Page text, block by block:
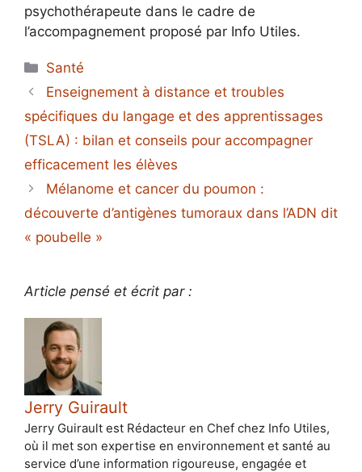
psychothérapeute dans le cadre de
l’accompagnement proposé par Info Utiles.
Catégories
Santé
Enseignement à distance et troubles
spécifiques du langage et des apprentissages
(TSLA) : bilan et conseils pour accompagner
efficacement les élèves
Mélanome et cancer du poumon :
découverte d’antigènes tumoraux dans l’ADN dit
« poubelle »
Article pensé et écrit par :
Jerry Guirault
Jerry Guirault est Rédacteur en Chef chez Info Utiles,
où il met son expertise en environnement et santé au
service d’une information rigoureuse, engagée et